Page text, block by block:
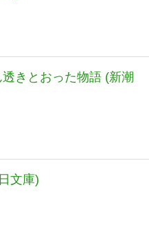
きとおった物語 (新潮
文庫)